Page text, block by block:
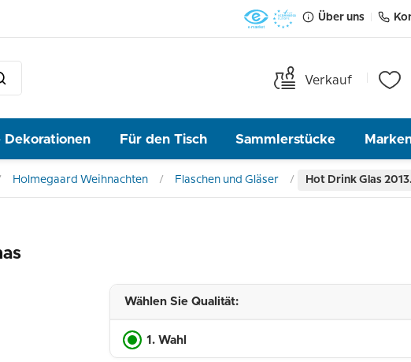
Über uns
Verkauf
Dekorationen Für den Tisch Sammlerstücke
Holmegaard Weihnachten Flaschen und Gläser Hot Drink Glas
Wählen Sie Qualität:
1. Wahl